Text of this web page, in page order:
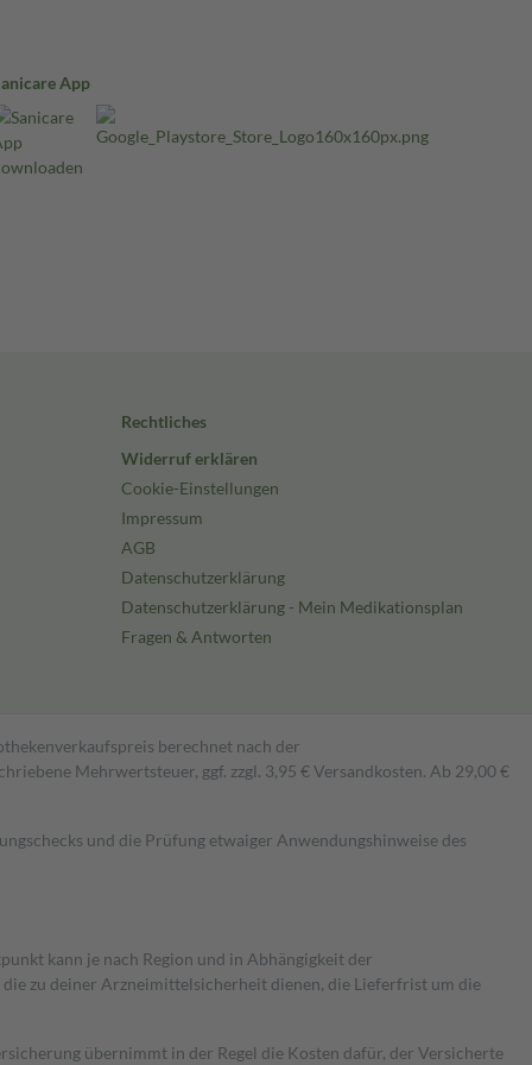
App
Rechtliches
Widerruf erklären
Cookie-Einstellungen
Impressum
AGB
Datenschutzerklärung
Datenschutzerklärung - Mein Medikationsplan
Fragen & Antworten
berechnet nach der
Mehrwertsteuer, ggf. zzgl. 3,95 € Versandkosten. Ab 29,00 €
und die Prüfung etwaiger Anwendungshinweise des
kann je nach Region und in Abhängigkeit der
zu deiner Arzneimittelsicherheit dienen, die Lieferfrist um die
übernimmt in der Regel die Kosten dafür, der Versicherte